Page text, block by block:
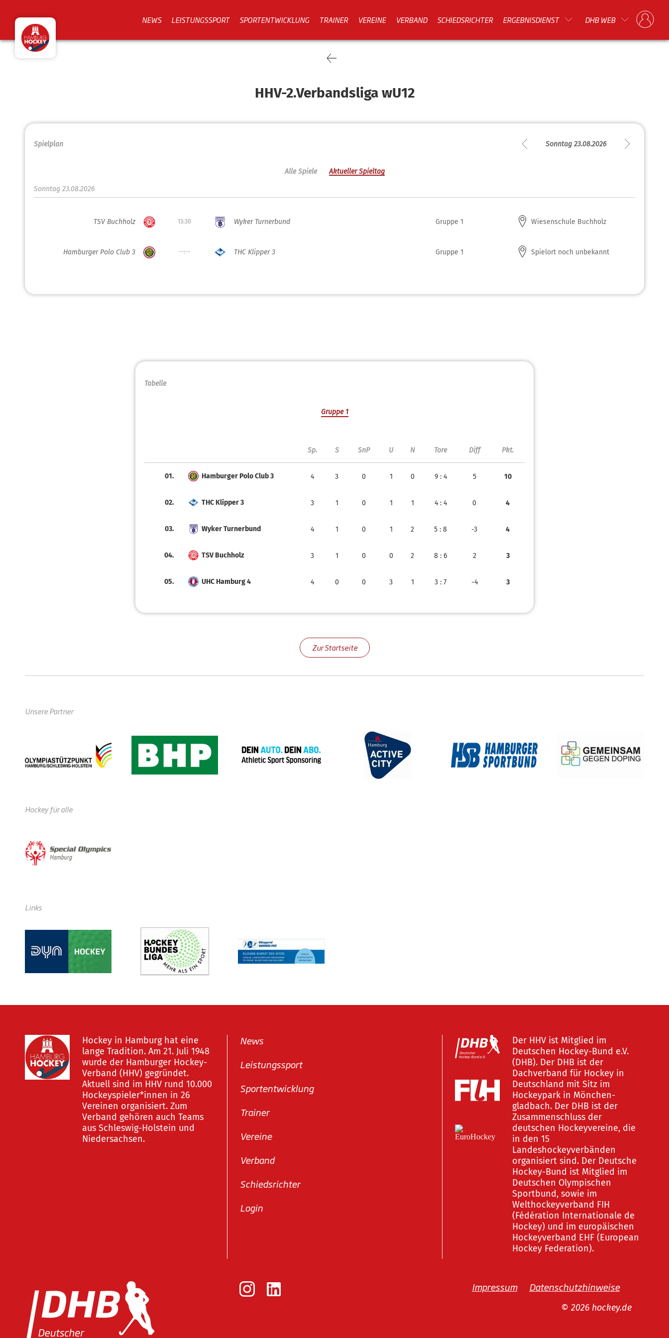
NEWS LEISTUNGSSPORT SPORTENTWICKLUNG TRAINER VEREINE VERBAND SCHIEDSRICHTER ERGEBNISDIENST DHB WEB
HHV-2.Verbandsliga wU12
Spielplan Sonntag 23.08.2026
Alle Spiele Aktueller Spieltag
Sonntag 23.08.2026
TSV Buchholz 13:30 Wyker Turnerbund Gruppe 1 Wiesenschule Buchholz
Hamburger Polo Club 3 --:-- THC Klipper 3 Gruppe 1 Spielort noch unbekannt
Tabelle
Gruppe 1
Sp. S SnP U N Tore Diff Pkt.
01. Hamburger Polo Club 3 4 3 0 1 0 9: 4 5 10
02. THC Klipper 3 3 1 0 1 1 4: 4 0 4
03. Wyker Turnerbund 4 1 0 1 2 5 : 8 -3 4
04. TSV Buchholz 3 1 0 0 2 8 : 6 2 3
05. UHC Hamburg 4 4 0 0 3 1 3 : 7 -4 3
Zur Startseite
Unsere Partner
Hockey für alle
Links
Hockey in Hamburg hat eine
lange Tradition. Am 21. Juli 1948
wurde der Hamburger Hockey-
Verband (HHV) gegründet.
Aktuell sind im HHV rund 10.000
Hockeyspieler*innen in 26
Vereinen organisiert. Zum
Verband gehören auch Teams
aus Schleswig-Holstein und
Niedersachsen.
News
Leistungssport
Sportentwicklung
Trainer
Vereine
Verband
Schiedsrichter
Login
Der HHV ist Mitglied im
Deutschen Hockey-Bund e.V.
(DHB). Der DHB ist der
Dachverband für Hockey in
Deutschland mit Sitz im
Hockeypark in Mönchen-
gladbach. Der DHB ist der
Zusammenschluss der
deutschen Hockeyvereine, die
in den 15
Landeshockeyverbänden
organisiert sind. Der Deutsche
Hockey-Bund ist Mitglied im
Deutschen Olympischen
Sportbund, sowie im
Welthockeyverband FIH
(Fédération Internationale de
Hockey) und im europäischen
Hockeyverband EHF (European
Hockey Federation).
Impressum Datenschutzhinweise
© 2026 hockey.de